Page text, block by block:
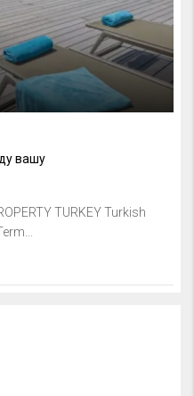
вашу
TURKEY Turkish